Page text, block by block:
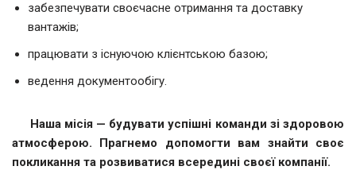
забезпечувати своєчасне отримання та доставку
вантажів;
працювати з існуючою клієнтською базою;
ведення документообігу.
Наша місія — будувати успішні команди зі здоровою
атмосферою. Прагнемо допомогти вам знайти своє
покликання та розвиватися всередині своєї компанії.